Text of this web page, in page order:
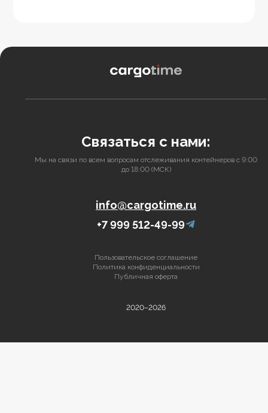
Связаться с нами:
Мы на связи по всем вопросам отслеживания контейнеров с 9:00
до 18:00 (МСК)
info@cargotime.ru
+7 999 512-49-99
2020–2026
Пользовательское соглашение
Политика конфиденциальности
Публичная оферта